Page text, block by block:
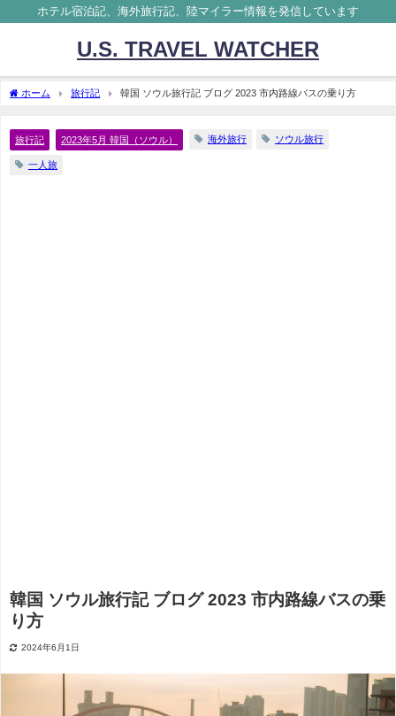
ホテル宿泊記、海外旅行記、陸マイラー情報を発信しています
U.S. TRAVEL WATCHER
ホーム 旅行記 韓国 ソウル旅行記 ブログ 2023 市内路線バスの乗り方
旅行記 2023年5月 韓国（ソウル） 海外旅行 ソウル旅行
一人旅
韓国 ソウル旅行記 ブログ 2023 市内路線バスの乗
り方
2024年6月1日